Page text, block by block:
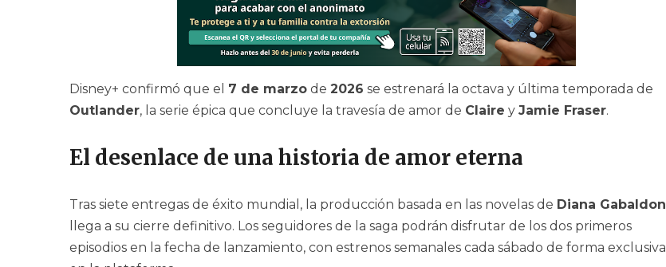
Disney+ confirmó que el 7 de marzo de 2026 se estrenará la octava y última temporada de
Outlander, la serie épica que concluye la travesía de amor de Claire y Jamie Fraser.
El desenlace de una historia de amor eterna
Tras siete entregas de éxito mundial, la producción basada en las novelas de Diana Gabaldon
llega a su cierre definitivo. Los seguidores de la saga podrán disfrutar de los dos primeros
episodios en la fecha de lanzamiento, con estrenos semanales cada sábado de forma exclusiva